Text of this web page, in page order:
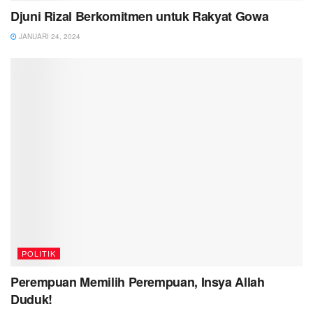
Djuni Rizal Berkomitmen untuk Rakyat Gowa
JANUARI 24, 2024
POLITIK
Perempuan Memilih Perempuan, Insya Allah
Duduk!